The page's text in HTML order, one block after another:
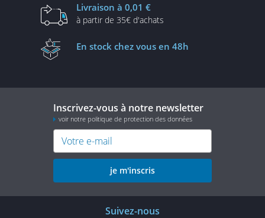
Livraison à 0,01 €
à partir de 35€ d'achats
En stock chez vous en 48h
Inscrivez-vous à notre newsletter
voir notre politique de protection des données
je m'inscris
Suivez-nous